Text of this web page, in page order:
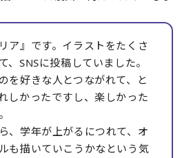
リア』です。イラストをたくさ
、SNSに投稿していました。
を好きな人とつながれて、と
しかったですし、楽しかった
、学年が上がるにつれて、オ
も描いていこうかなという気